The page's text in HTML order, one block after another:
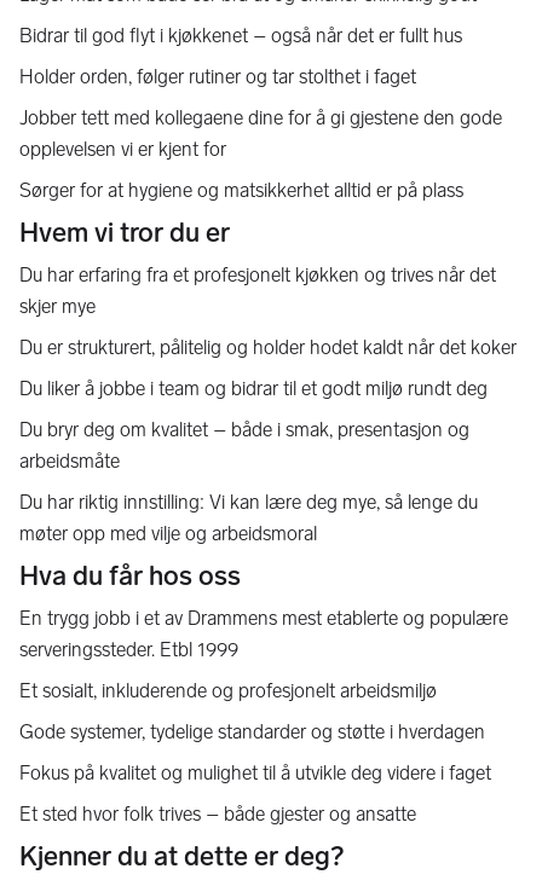
Bidrar til god flyt i kjøkkenet – også når det er fullt hus
Holder orden, følger rutiner og tar stolthet i faget
Jobber tett med kollegaene dine for å gi gjestene den gode
opplevelsen vi er kjent for
Sørger for at hygiene og matsikkerhet alltid er på plass
Hvem vi tror du er
Du har erfaring fra et profesjonelt kjøkken og trives når det
skjer mye
Du er strukturert, pålitelig og holder hodet kaldt når det koker
Du liker å jobbe i team og bidrar til et godt miljø rundt deg
Du bryr deg om kvalitet – både i smak, presentasjon og
arbeidsmåte
Du har riktig innstilling: Vi kan lære deg mye, så lenge du
møter opp med vilje og arbeidsmoral
Hva du får hos oss
En trygg jobb i et av Drammens mest etablerte og populære
serveringssteder. Etbl 1999
Et sosialt, inkluderende og profesjonelt arbeidsmiljø
Gode systemer, tydelige standarder og støtte i hverdagen
Fokus på kvalitet og mulighet til å utvikle deg videre i faget
Et sted hvor folk trives – både gjester og ansatte
Kjenner du at dette er deg?